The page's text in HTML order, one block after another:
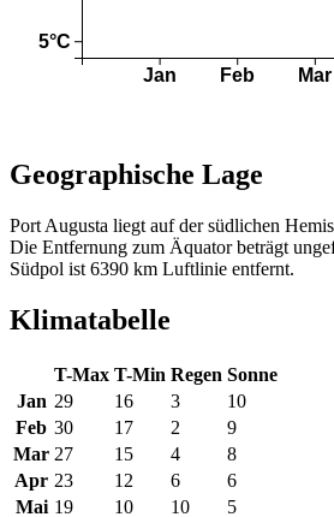
Geographische Lage
Port Augusta liegt auf der südlichen
Die Entfernung zum Äquator beträgt
Südpol ist 6390 km Luftlinie entfernt.
Klimatabelle
T-Max T-Min Regen Sonne
Jan 29 16 3
10
Feb 30 17 2
9
Mar 27 15 4
8
Apr 23 12 6
6
Mai 19 10 10 5